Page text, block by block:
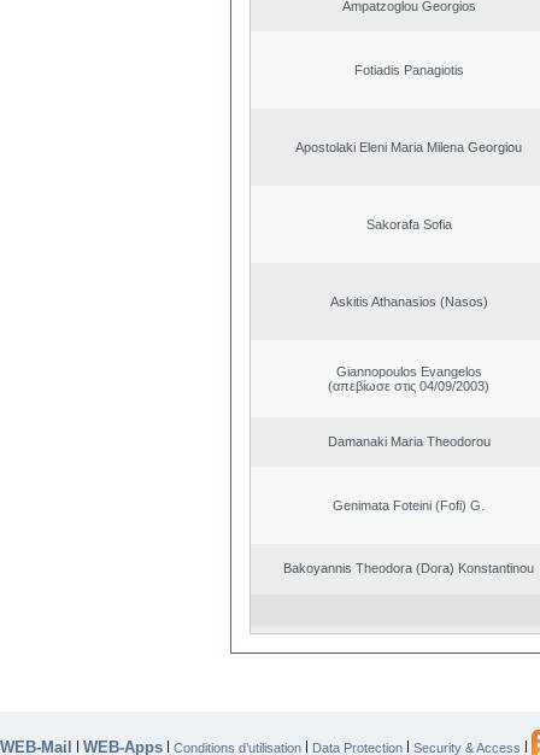
Ampatzoglou Georgios
Fotiadis Panagiotis
Apostolaki Eleni Maria Milena Georgiou
Sakorafa Sofia
Askitis Athanasios (Nasos)
Giannopoulos Evangelos
(απεβίωσε στις 04/09/2003)
Damanaki Maria Theodorou
Genimata Foteini (Fofi) G.
Bakoyannis Theodora (Dora) Konstantinou
WEB-Mail | WEB-Apps | Conditions d’utilisation | Data Protection | Security & Access |